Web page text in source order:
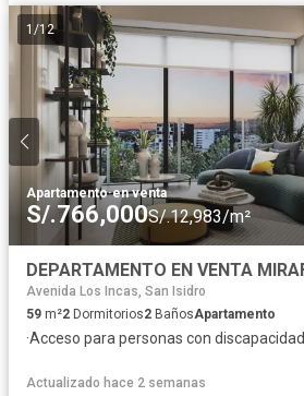
1 /12
Apartamento·en venta
S/.766,000S/.12,983/m²
Avenida Los Incas, San Isidro
59 m²2 Dormitorios2 BañosApartamento
·Acceso para personas con discapacidad
Actualizado hace 2 semanas